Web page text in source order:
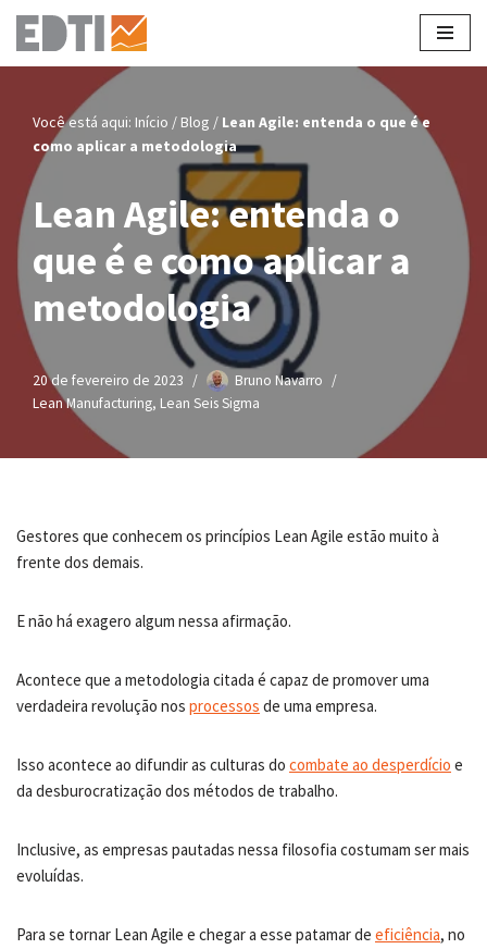
Pular
conteúdo
Você está aqui: Início / Blog / Lean Agile: entenda o que é e
como aplicar a metodologia
Lean Agile: entenda o
que é e como aplicar a
metodologia
20 de fevereiro de 2023
Bruno Navarro
Lean Manufacturing, Lean Seis Sigma
Gestores que conhecem os princípios Lean Agile estão muito à
frente dos demais.
E não há exagero algum nessa afirmação.
Acontece que a metodologia citada é capaz de promover uma
verdadeira revolução nos processos de uma empresa.
Isso acontece ao difundir as culturas do combate ao desperdício e
da desburocratização dos métodos de trabalho.
Inclusive, as empresas pautadas nessa filosofia costumam ser mais
evoluídas.
Para se tornar Lean Agile e chegar a esse patamar de eficiência, no